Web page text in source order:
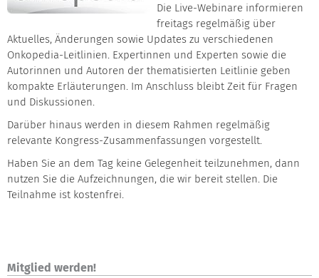
Die Live-Webinare informieren
freitags regelmäßig über
Aktuelles, Änderungen sowie Updates zu verschiedenen
Onkopedia-Leitlinien. Expertinnen und Experten sowie die
Autorinnen und Autoren der thematisierten Leitlinie geben
kompakte Erläuterungen. Im Anschluss bleibt Zeit für Fragen
und Diskussionen.
Darüber hinaus werden in diesem Rahmen regelmäßig
relevante Kongress-Zusammenfassungen vorgestellt.
Haben Sie an dem Tag keine Gelegenheit teilzunehmen, dann
nutzen Sie die Aufzeichnungen, die wir bereit stellen. Die
Teilnahme ist kostenfrei.
Mitglied werden!